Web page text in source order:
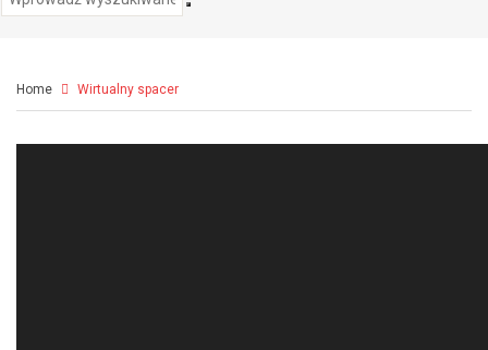
Home Wirtualny spacer